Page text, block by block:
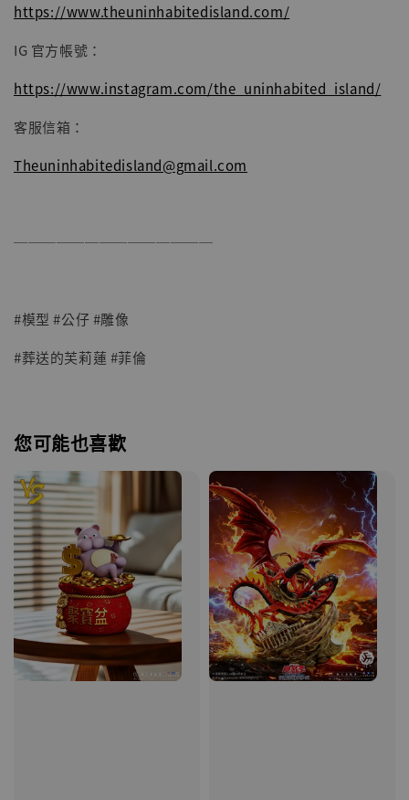
https://www.theuninhabitedisland.com/
IG 官方帳號：
https://www.instagram.com/the_uninhabited_island/
客服信箱：
Theuninhabitedisland@gmail.com
──────────────
#模型 #公仔 #雕像
#葬送的芙莉蓮 #菲倫
您可能也喜歡